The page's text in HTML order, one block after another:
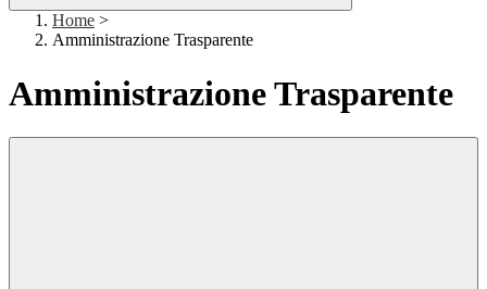
Home >
Amministrazione Trasparente
Amministrazione Trasparente